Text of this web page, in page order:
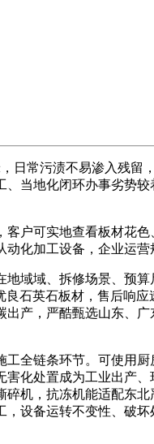
常污渍不易渗入残留
当地化闭环办事劣势
可实地查看板材花色
化加工设备，企业运营
域域、拆修场景、预算
石英石板材，售后响
产，严酷甄选山东、广
全链条环节。可使用厨
化处置成为工业出产
机，抗冻机能适配东
设备运转不变性、破